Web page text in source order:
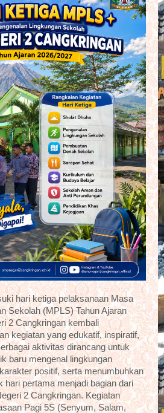
hari ketiga pelaksanaan Masa
Sekolah (MPLS) Tahun Ajaran
2 Cangkringan kembali
kegiatan yang edukatif, inspiratif,
aktivitas dirancang untuk
baru mengenal lingkungan
positif, serta menumbuhkan
hari pertama menjadi bagian dari
2 Cangkringan. Kegiatan
Pagi 5S (Senyum, Salam,